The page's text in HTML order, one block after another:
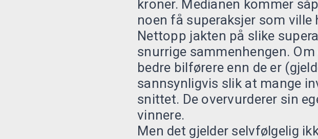
kroner. Medianen kommer
noen få superaksjer som
Nettopp jakten på slike
snurrige sammenhengen.
bedre bilførere enn de er
sannsynligvis slik at mange
snittet. De overvurderer sin
vinnere.
Men det gjelder selvfølgelig